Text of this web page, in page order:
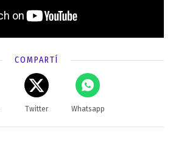
COMPARTÍ
Twitter Whatsapp